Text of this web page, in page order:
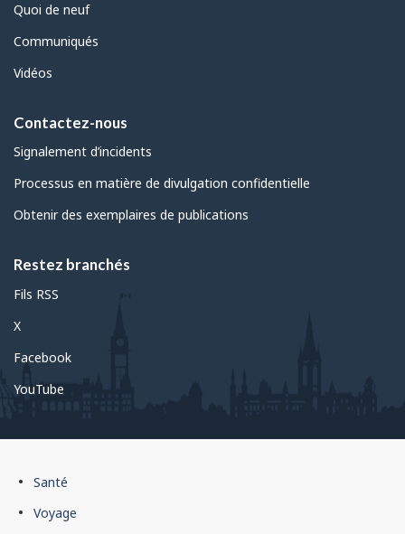
Quoi de neuf
Communiqués
Vidéos
Contactez-nous
Signalement d’incidents
Processus en matière de divulgation confidentielle
Obtenir des exemplaires de publications
Restez branchés
Fils RSS
X
Facebook
YouTube
Pied
de
Santé
Voyage